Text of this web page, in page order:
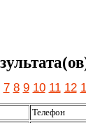
7 8 9 10 11 12
Телефон